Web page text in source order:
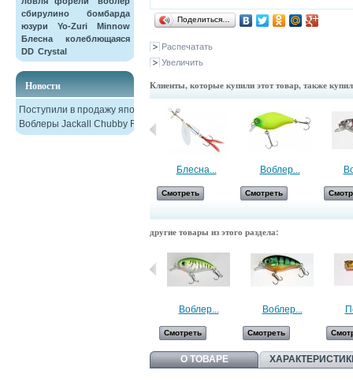
сбирулино
бомбарда
юзури
Yo-Zuri
Minnow
Блесна колеблющаяся
DD Crystal
Новости
Поступили в продажу японские
Воблеры Jackall Chubby F38
Поделиться…
Распечатать
Увеличить
Клиенты, которые купили этот товар, также
Блесна...
Смотреть
Воблер...
Смотреть
другие товары из этого раздела:
Воблер...
Смотреть
Воблер...
Смотреть
О ТОВАРЕ